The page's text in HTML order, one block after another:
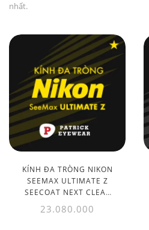
nhất.
KÍNH ĐA TRÒNG NIKON
SEEMAX ULTIMATE Z
SEECOAT NEXT CLEAR
1.50
23.080.000